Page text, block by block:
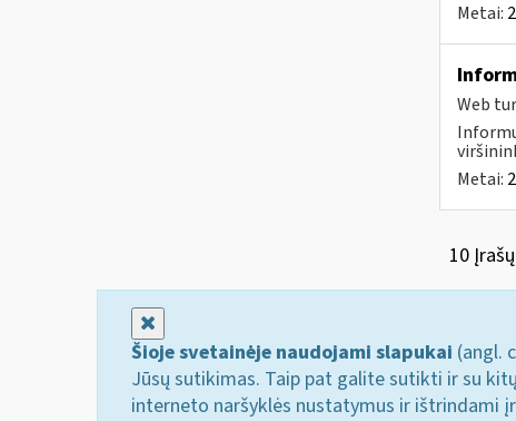
Metai:
Web
Metai:
10
Šioje svetainėje naudojami slapukai (angl.
Jūsų sutikimas. Taip pat galite sutikti ir su
interneto naršyklės nustatymus ir ištrindami